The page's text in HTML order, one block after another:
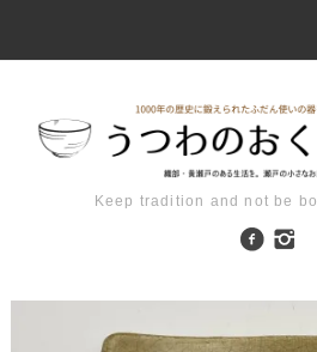
Keep tradition and not be